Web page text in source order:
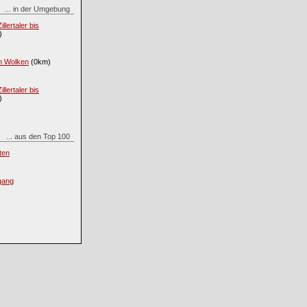
... in der Umgebung
bis
Wolken (0km)
bis
... aus den Top 100